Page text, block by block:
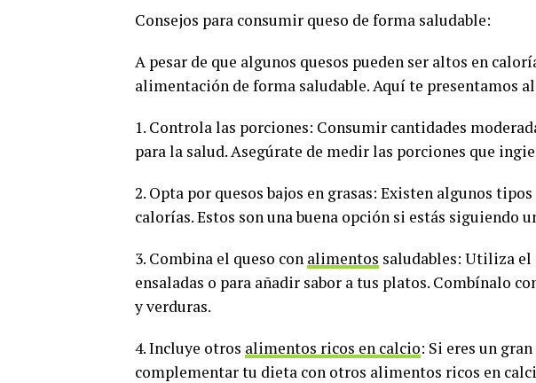
Consejos para consumir queso de forma saludable:
A pesar de que algunos quesos pueden ser altos en
alimentación de forma saludable. Aquí te presentamos
1. Controla las porciones: Consumir cantidades
para la salud. Asegúrate de medir las porciones que
2. Opta por quesos bajos en grasas: Existen algunos
calorías. Estos son una buena opción si estás siguiendo
3. Combina el queso con alimentos saludables: Utiliza el
ensaladas o para añadir sabor a tus platos. Combínalo
y verduras.
4. Incluye otros alimentos ricos en calcio: Si eres un
complementar tu dieta con otros alimentos ricos en